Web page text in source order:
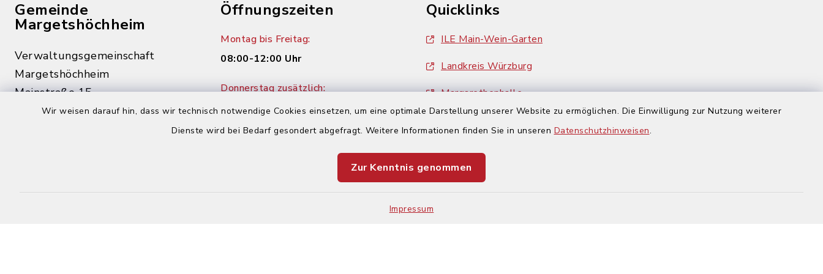
Wir weisen darauf hin, dass wir technisch notwendige Cookies einsetzen, um eine optimale Darstellung unserer Website zu ermöglichen. Die Einwilligung zur Nutzung weiterer
Dienste wird bei Bedarf gesondert abgefragt. Weitere Informationen finden Sie in unseren Datenschutzhinweisen.
Zur Kenntnis genommen
Impressum
Gemeinde
Margetshöchheim
Verwaltungsgemeinschaft
Margetshöchheim
Mainstraße 15
97276 Margetshöchheim
buergerbuero@margetshoechheim.de
Öffnungszeiten
Montag bis Freitag:
08:00-12:00 Uhr
Donnerstag zusätzlich:
14:00-18:00 Uhr
Quicklinks
ILE Main-Wein-Garten
Landkreis Würzburg
Margarethenhalle
ZweiUferLand Tourismus